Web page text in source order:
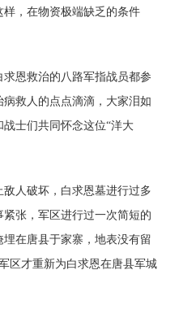
，在物资极端缺乏的条件
恩救治的八路军指战员都参
救人的点点滴滴，大家泪如
士们共同怀念这位“洋大
人破坏，白求恩墓进行过多
张，军区进行过一次简短的
在唐县于家寨，地表没有留
区才重新为白求恩在唐县军城